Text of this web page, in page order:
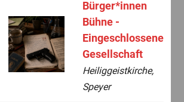
Bürger*innen
Bühne -
Eingeschlossene
Gesellschaft
Heiliggeistkirche,
Speyer